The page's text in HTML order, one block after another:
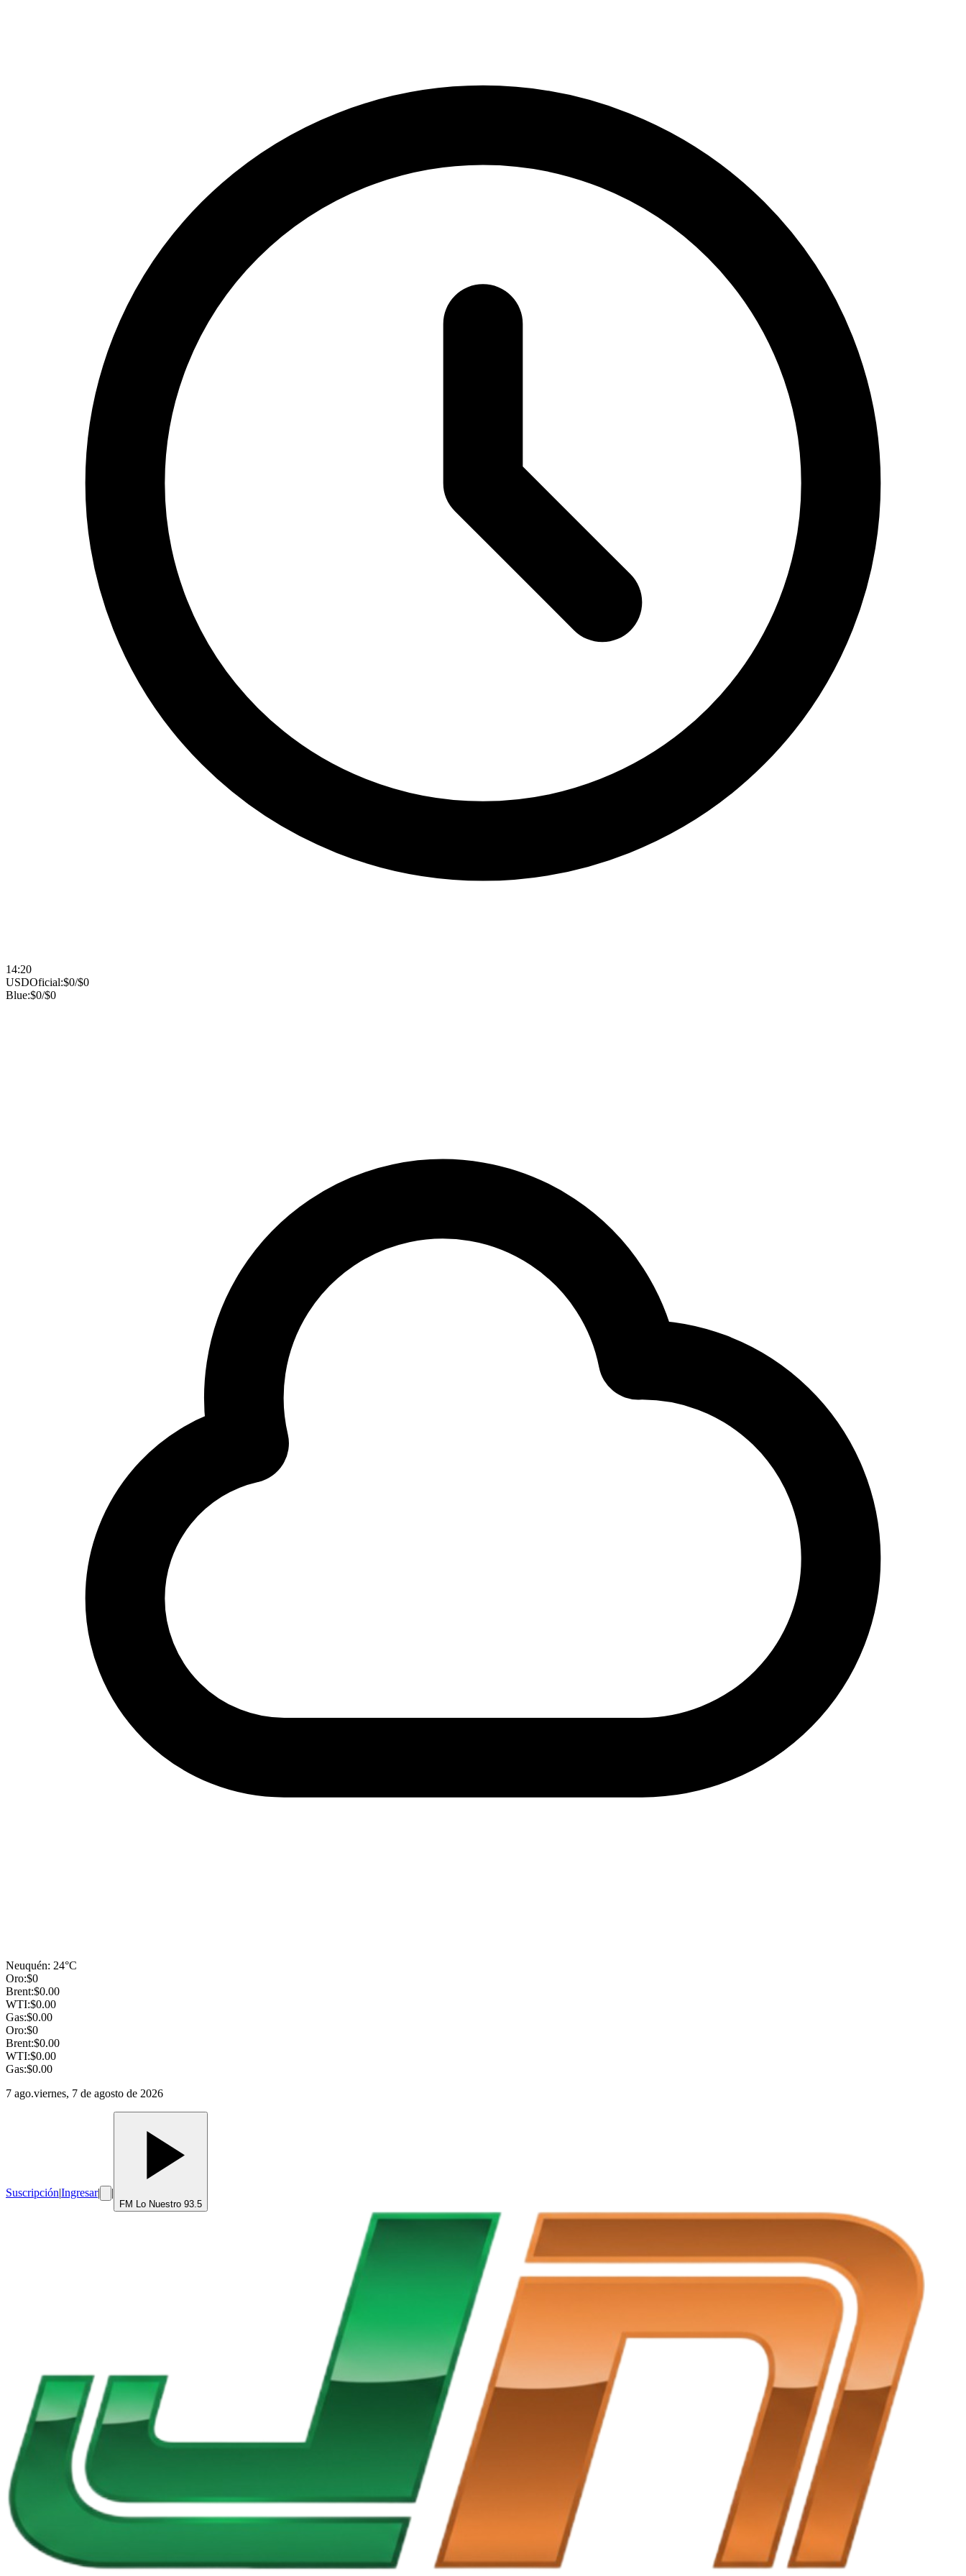
14:20
USDOficial:$0/$0
Blue:$0/$0
Neuquén: 24°C
Oro:$0
Brent:$0.00
WTI:$0.00
Gas:$0.00
Oro:$0
Brent:$0.00
WTI:$0.00
Gas:$0.00
7 ago.viernes, 7 de agosto de 2026
Suscripción|Ingresar| |
FM Lo Nuestro 93.5